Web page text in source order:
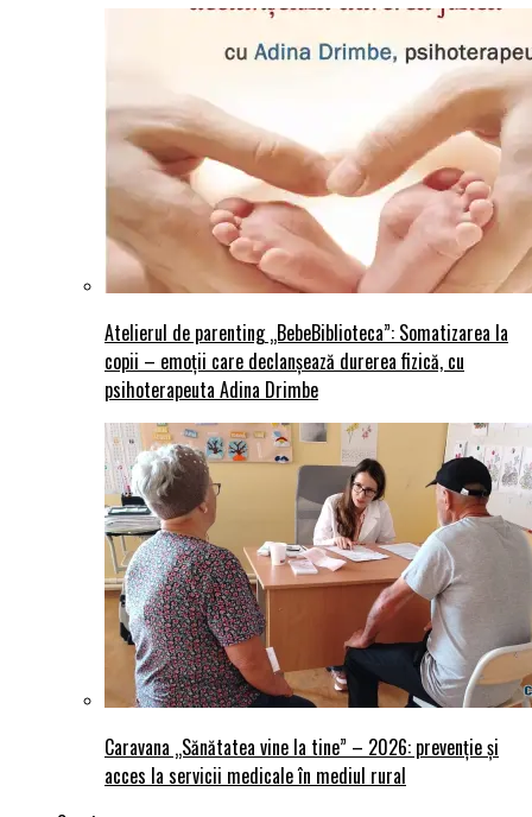
Atelierul de parenting „BebeBiblioteca”: Somatizarea la
copii – emoții care declanșează durerea fizică, cu
psihoterapeuta Adina Drimbe
Caravana „Sănătatea vine la tine” – 2026: prevenție și
acces la servicii medicale în mediul rural